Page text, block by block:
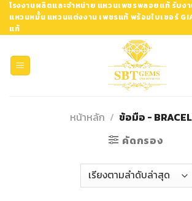
Skip
content
โรงงานผลิตและจำหน่าย แหวนเพชรพลอยแท้ รับง
แหวนหมั้น แหวนแต่งงาน เพชรแท้ พร้อมใบเซอร์
แท้
หน้าหลัก / ข้อมือ -
คัดกรอง